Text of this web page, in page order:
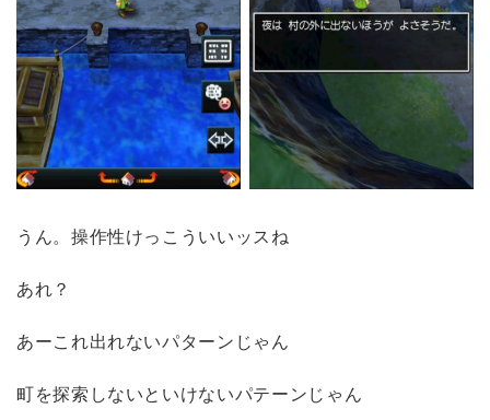
うん。操作性けっこういいッスね
あれ？
あーこれ出れないパターンじゃん
町を探索しないといけないパテーンじゃん